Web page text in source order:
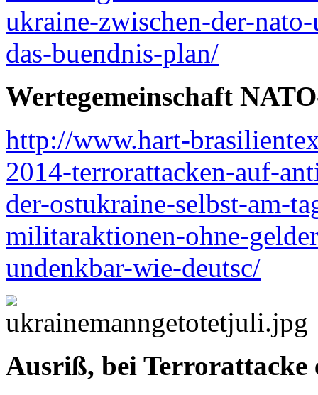
ukraine-zwischen-der-
das-buendnis-plan/
Wertegemeinschaft
http://www.hart-
2014-terrorattacken-auf-
der-ostukraine-selbst-am-
militaraktionen-ohne-
undenkbar-wie-deutsc/
Ausriß, bei